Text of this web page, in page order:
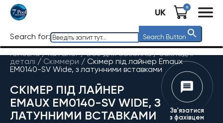
UK 0
Search for: Search Button
Головна / Каталог/Все для басейнів/Закладні
деталі / Скіммери / Скімер під лайнер Emaux
EM0140-SV Wide, з латунними вставками
СКІМЕР ПІД ЛАЙНЕР
EMAUX EM0140-SV WIDE, З
ЛАТУННИМИ ВСТАВКАМИ
Зв'язатися
з фахівцем